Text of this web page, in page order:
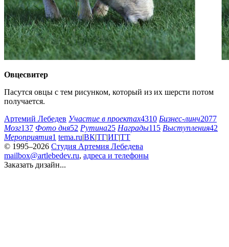
Овцесвитер
Пасутся овцы с тем рисунком, который из их шерсти потом
получается.
Артемий Лебедев Участие в проектах4310 Бизнес-линч2077
Мозг137 Фото дня52 Рутина25 Награды115 Выступления42
Мероприятия1 tema.ru|ВК|ТГ|ИГ|ТТ
© 1995–2026 Студия Артемия Лебедева
mailbox@artlebedev.ru, адреса и телефоны
Заказать дизайн...